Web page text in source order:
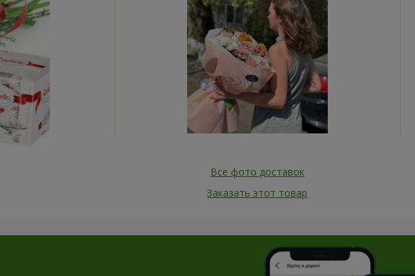
Все фото доставок
Заказать этот товар